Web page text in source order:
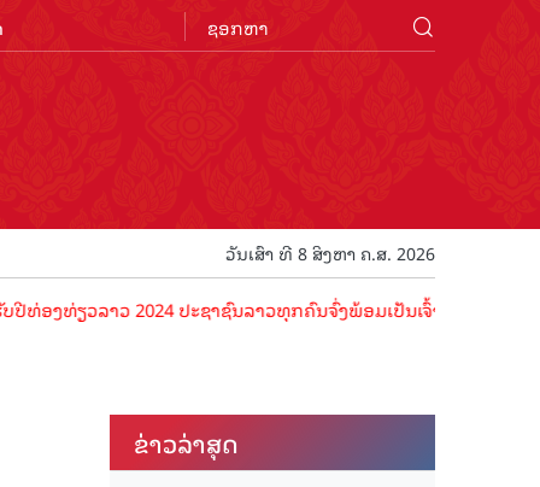
ວັນເສົາ ທີ 8 ສິງຫາ ຄ.ສ. 2026
ລາວ 2024 ປະຊາຊົນລາວທຸກຄົນຈົ່ງພ້ອມເປັນເຈົ້າພາບທີ່ດີ ຕ້ອນຮັບນັກ
ຂ່າວ​ລ່າ​ສຸດ